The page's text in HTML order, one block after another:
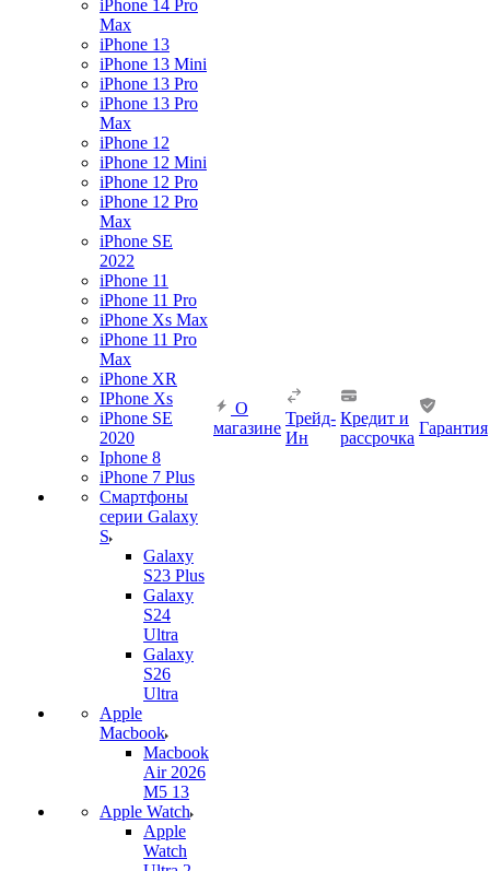
iPhone 14 Pro
Max
iPhone 13
iPhone 13 Mini
iPhone 13 Pro
iPhone 13 Pro
Max
iPhone 12
iPhone 12 Mini
iPhone 12 Pro
iPhone 12 Pro
Max
iPhone SE
2022
iPhone 11
iPhone 11 Pro
iPhone Xs Max
iPhone 11 Pro
Max
iPhone XR
IPhone Xs
iPhone SE
2020
Iphone 8
iPhone 7 Plus
Смартфоны
серии Galaxy
S
Galaxy
S23 Plus
Galaxy
S24
Ultra
Galaxy
S26
Ultra
Apple
Macbook
Macbook
Air 2026
M5 13
Apple Watch
Apple
Watch
О
магазине
Трейд-
Ин
Кредит и
рассрочка
Гарантия